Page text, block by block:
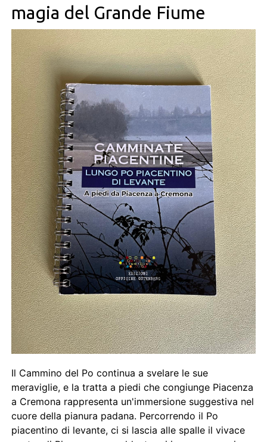
magia del Grande Fiume
Il Cammino del Po continua a svelare le sue
meraviglie, e la tratta a piedi che congiunge Piacenza
a Cremona rappresenta un'immersione suggestiva nel
cuore della pianura padana. Percorrendo il Po
piacentino di levante, ci si lascia alle spalle il vivace